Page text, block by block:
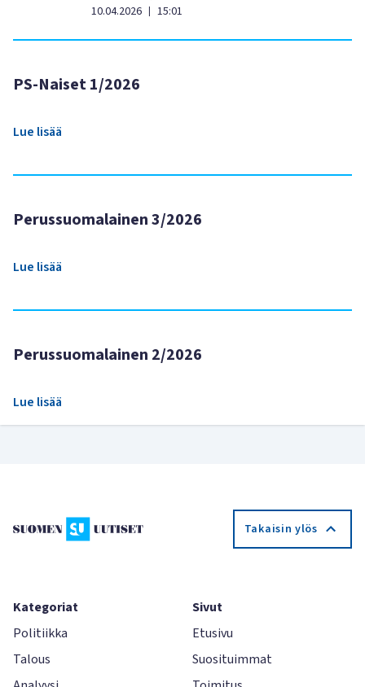
10.04.2026 | 15:01
PS-Naiset 1/2026
Lue lisää
Perussuomalainen 3/2026
Lue lisää
Perussuomalainen 2/2026
Lue lisää
Takaisin ylös
Kategoriat
Politiikka
Talous
Sivut
Etusivu
Suosituimmat